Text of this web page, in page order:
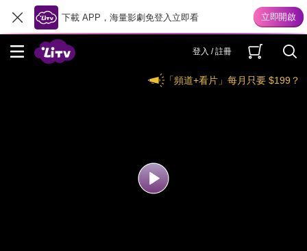
下載 APP，海量影劇免登入立即看
登入 / 註冊
「頻道+看片」每月只要 $199？